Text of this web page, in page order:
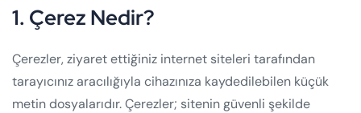
1. Çerez Nedir?
Çerezler, ziyaret ettiğiniz internet siteleri tarafından
tarayıcınız aracılığıyla cihazınıza kaydedilebilen küçük
metin dosyalarıdır. Çerezler; sitenin güvenli şekilde